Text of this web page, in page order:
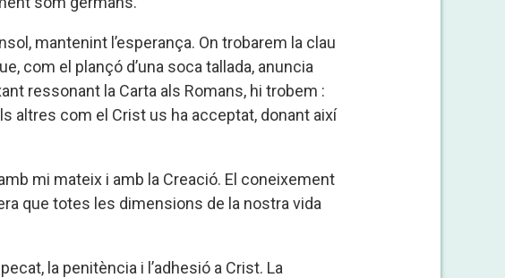
mantenint l’esperança. On trobarem la clau
com el plançó d’una soca tallada, anuncia
ressonant la Carta als Romans, hi trobem :
altres com el Crist us ha acceptat, donant així
mi mateix i amb la Creació. El coneixement
que totes les dimensions de la nostra vida
la penitència i l’adhesió a Crist. La